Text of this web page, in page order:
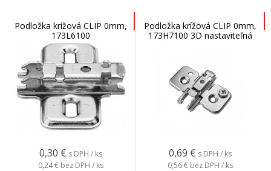
Podložka krížová CLIP 0mm,
173L6100
0,30 € s DPH / ks
0,24 € bez DPH / ks
Podložka krížová CLIP 0mm,
173H7100 3D nastaviteľná
0,69 € s DPH / ks
0,56 € bez DPH / ks